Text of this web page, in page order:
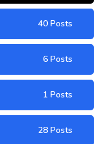
40 Posts
6 Posts
1 Posts
28 Posts